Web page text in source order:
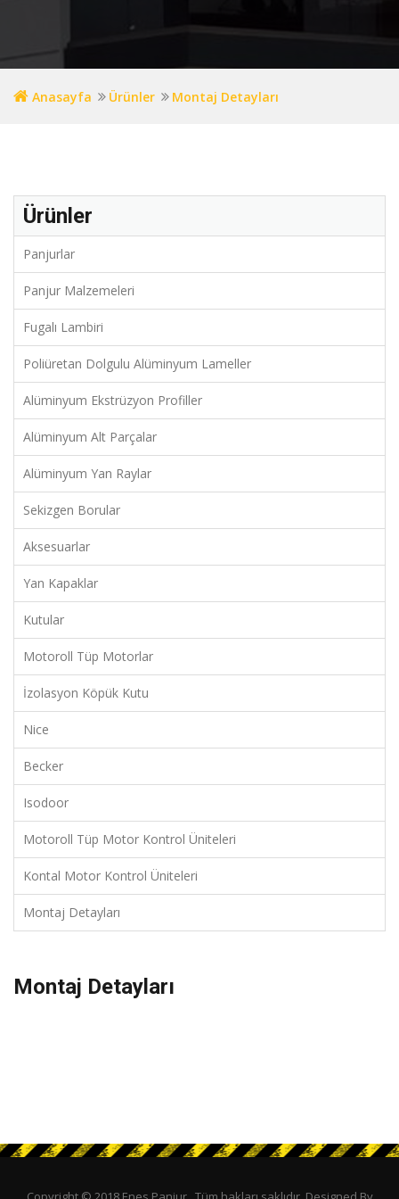
Anasayfa Ürünler Montaj Detayları
Ürünler
Panjurlar
Panjur Malzemeleri
Fugalı Lambiri
Poliüretan Dolgulu Alüminyum Lameller
Alüminyum Ekstrüzyon Profiller
Alüminyum Alt Parçalar
Alüminyum Yan Raylar
Sekizgen Borular
Aksesuarlar
Yan Kapaklar
Kutular
Motoroll Tüp Motorlar
İzolasyon Köpük Kutu
Nice
Becker
Isodoor
Motoroll Tüp Motor Kontrol Üniteleri
Kontal Motor Kontrol Üniteleri
Montaj Detayları
Montaj Detayları